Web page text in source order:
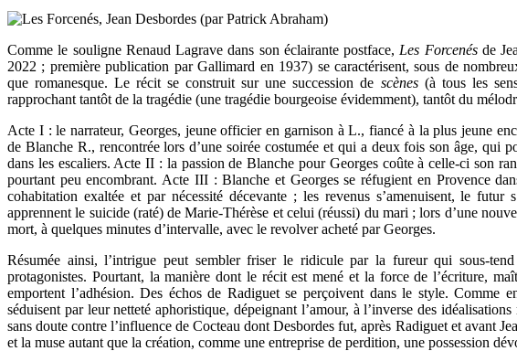
Comme le souligne Renaud Lagrave dans son éclairante postface, Les Forcenésde
2022 ; première publication par Gallimard en 1937) se caractérisent, sous de
que romanesque. Le récit se construit sur une succession de scènes(à tous les
rapprochant tantôt de la tragédie (une tragédie bourgeoise évidemment), tantôt du
Acte I : le narrateur, Georges, jeune officier en garnison à L., fiancé à la plus jeune
de Blanche R., rencontrée lors d’une soirée costumée et qui a deux fois son âge, qui
dans les escaliers. Acte II : la passion de Blanche pour Georges coûte à celle-ci son
pourtant peu encombrant. Acte III : Blanche et Georges se réfugient en Provence
cohabitation exaltée et par nécessité décevante ; les revenus s’amenuisent, le
apprennent le suicide (raté) de Marie-Thérèse et celui (réussi) du mari ; lors d’une
mort, à quelques minutes d’intervalle, avec le revolver acheté par Georges.
Résumée ainsi, l’intrigue peut sembler friser le ridicule par la fureur qui sous-
protagonistes. Pourtant, la manière dont le récit est mené et la force de l’écriture,
emportent l’adhésion. Des échos de Radiguet se perçoivent dans le style. Comme
séduisent par leur netteté aphoristique, dépeignant l’amour, à l’inverse des
sans doute contre l’influence de Cocteau dont Desbordes fut, après Radiguet et avant
et la muse autant que la création, comme une entreprise de perdition, une possession